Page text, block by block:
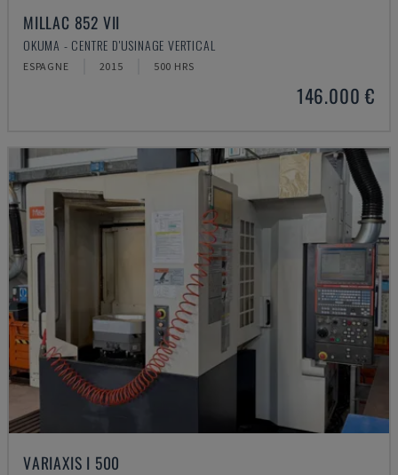
MILLAC 852 VII
OKUMA - CENTRE D'USINAGE VERTICAL
ESPAGNE 2015 500 HRS
146.000 €
VARIAXIS I 500